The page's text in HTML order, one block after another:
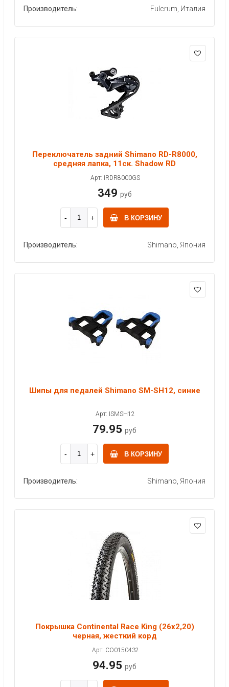
Производитель: Fulcrum, Италия
Переключатель задний Shimano RD-R8000,
средняя лапка, 11ск. Shadow RD
Арт: IRDR8000GS
349 руб
В КОРЗИНУ
Производитель: Shimano, Япония
Шипы для педалей Shimano SM-SH12, синие
Арт: ISMSH12
79.95 руб
В КОРЗИНУ
Производитель: Shimano, Япония
Покрышка Continental Race King (26x2,20)
черная, жесткий корд
Арт: CO0150432
94.95 руб